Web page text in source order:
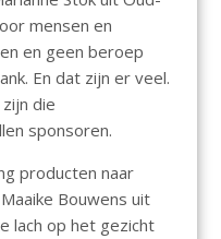
mensen en
en geen beroep
En dat zijn er veel.
die
sponsoren.
producten naar
Bouwens uit
lach op het gezicht